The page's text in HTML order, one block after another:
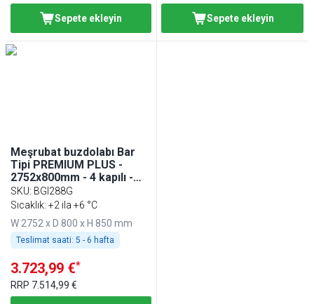
Sepete ekleyin Sepete ekleyin
Meşrubat buzdolabı Bar
Tipi PREMIUM PLUS -
2752x800mm - 4 kapılı -
cam kapılı - dijital
termostat - LED
SKU: BGI288G
Sıcaklık: +2 ila +6 °C
W 2752 x D 800 x H 850 mm
Teslimat saati: 5 - 6 hafta
3.723,99 €*
RRP 7.514,99 €